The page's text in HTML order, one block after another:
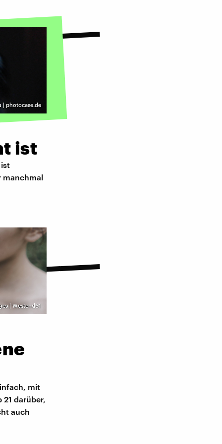
| photocase.de
ist
manchmal
| Westend61
mit
darüber,
auch